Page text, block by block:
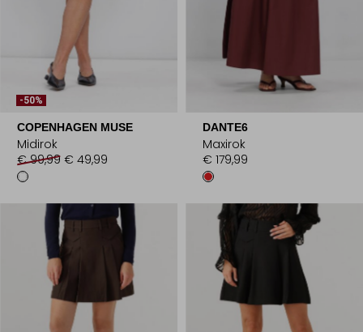
-50%
COPENHAGEN MUSE
Midirok
€ 99,99 € 49,99
DANTE6
Maxirok
€ 179,99